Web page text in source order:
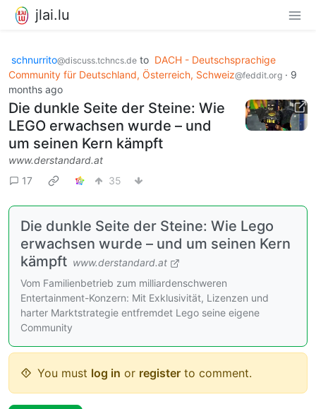
jlai.lu
schnurrito@discuss.tchncs.de to DACH - Deutschsprachige
Community für Deutschland, Österreich, Schweiz@feddit.org · 9
months ago
Die dunkle Seite der Steine: Wie
LEGO erwachsen wurde – und
um seinen Kern kämpft
www.derstandard.at
17
35
Die dunkle Seite der Steine: Wie Lego
erwachsen wurde – und um seinen Kern
kämpft www.derstandard.at
Vom Familienbetrieb zum milliardenschweren
Entertainment-Konzern: Mit Exklusivität, Lizenzen und
harter Marktstrategie entfremdet Lego seine eigene
Community
You must log in or register to comment.